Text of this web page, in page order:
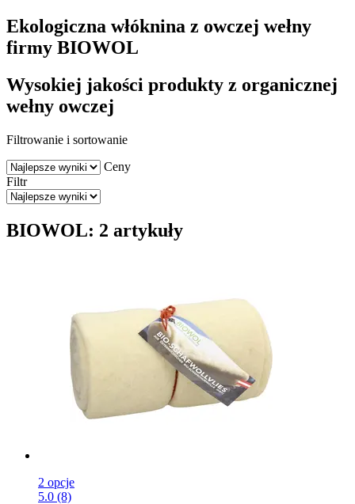
Ekologiczna włóknina z owczej wełny
firmy BIOWOL
Wysokiej jakości produkty z organicznej
wełny owczej
Filtrowanie i sortowanie
Ceny
Filtr
BIOWOL: 2 artykuły
2 opcje
5.0 (8)